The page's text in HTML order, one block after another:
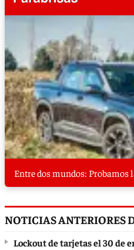
Entre dos mundos: Probamos
NOTICIAS ANTERIORES
Lockout de tarjetas el 30 de